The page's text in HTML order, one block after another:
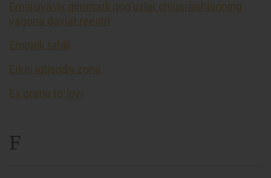
Emissiyaviy qimmatli qog’ozlar chiqarilishlarining
yagona davlat reestri
Empirik tahlil
Erkin iqtisodiy zona
Ex gratia toʻlovi
F